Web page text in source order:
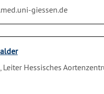
giessen.de
Hessisches